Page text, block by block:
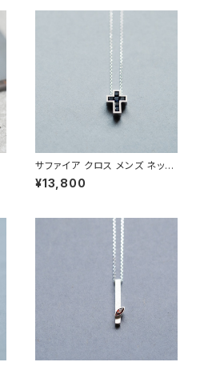
サファイア クロス メンズ ネック
レス シルバー925
¥13,800